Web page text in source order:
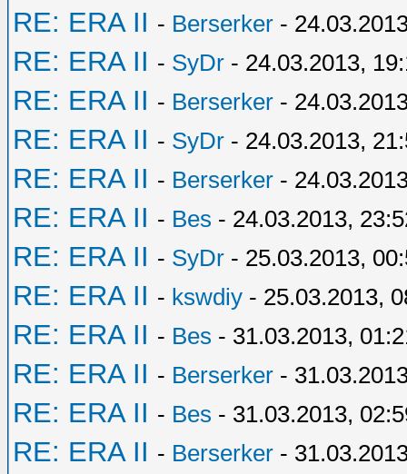
RE: ERA II - Berserker -
RE: ERA II - SyDr - 24.03.2013,
RE: ERA II - Berserker -
RE: ERA II - SyDr - 24.03.2013,
RE: ERA II - Berserker -
RE: ERA II - Bes - 24.03.2013,
RE: ERA II - SyDr - 25.03.2013,
RE: ERA II - kswdiy - 25.03.2013,
RE: ERA II - Bes - 31.03.2013,
RE: ERA II - Berserker -
RE: ERA II - Bes - 31.03.2013,
RE: ERA II - Berserker -